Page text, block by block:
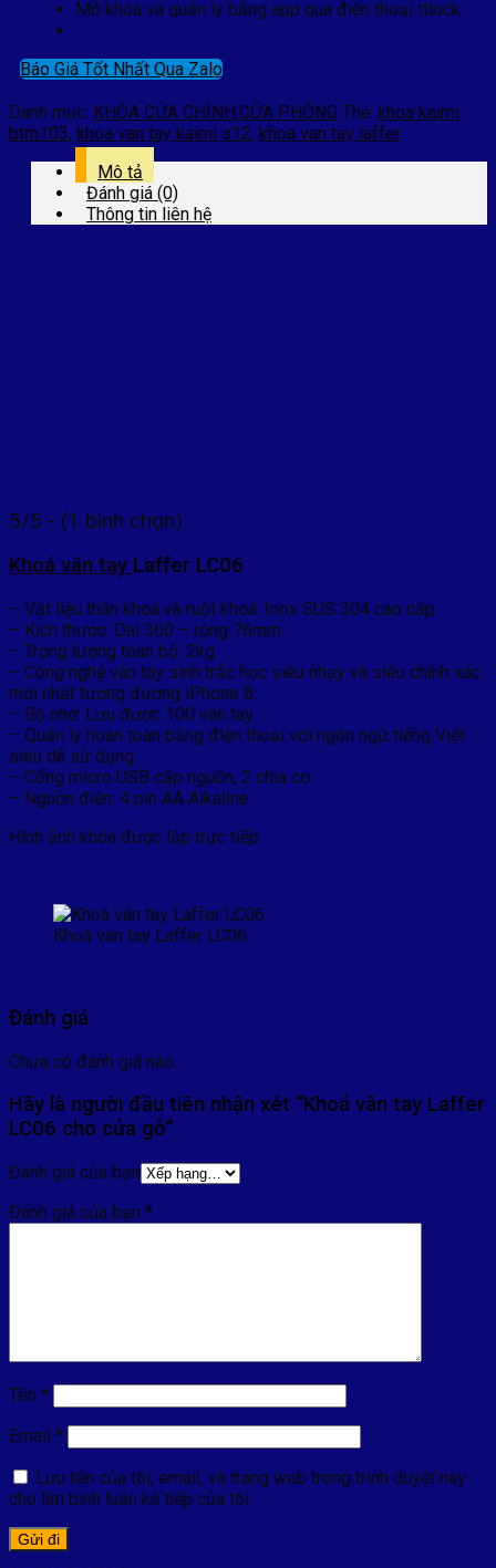
Mở khóa và quản lý bằng app qua điện thoại ttlock
Báo Giá Tốt Nhất Qua Zalo
Danh mục: KHÓA CỬA CHÍNH,CỬA PHÒNG Thẻ: khoa kaimi
btm103, khoa van tay kaimi s12, khoa van tay laffer
Mô tả
Đánh giá (0)
Thông tin liên hệ
5/5 - (1 bình chọn)
Khoá vân tay Laffer LC06
– Vật liệu thân khoá và ruột khoá: Inox SUS 304 cao cấp
– Kích thước: Dài 360 – rộng 76mm
– Trọng lượng toàn bộ: 2kg
– Công nghệ vân tay sinh trắc học siêu nhạy và siêu chính xác
mới nhất tương đương iPhone 8.
– Bộ nhớ: Lưu được 100 vân tay.
– Quản lý hoàn toàn bằng điện thoại với ngôn ngữ tiếng Việt
siêu dễ sử dụng.
– Cổng micro USB cấp nguồn, 2 chìa cơ.
– Nguồn điện: 4 pin AA Alkaline
Hình ảnh khóa được lắp trực tiếp
Khoá vân tay Laffer LC06
Đánh giá
Chưa có đánh giá nào.
Hãy là người đầu tiên nhận xét “Khoá vân tay Laffer
LC06 cho cửa gỗ”
Đánh giá của bạn
Đánh giá của bạn *
Tên *
Email *
Lưu tên của tôi, email, và trang web trong trình duyệt này
cho lần bình luận kế tiếp của tôi.